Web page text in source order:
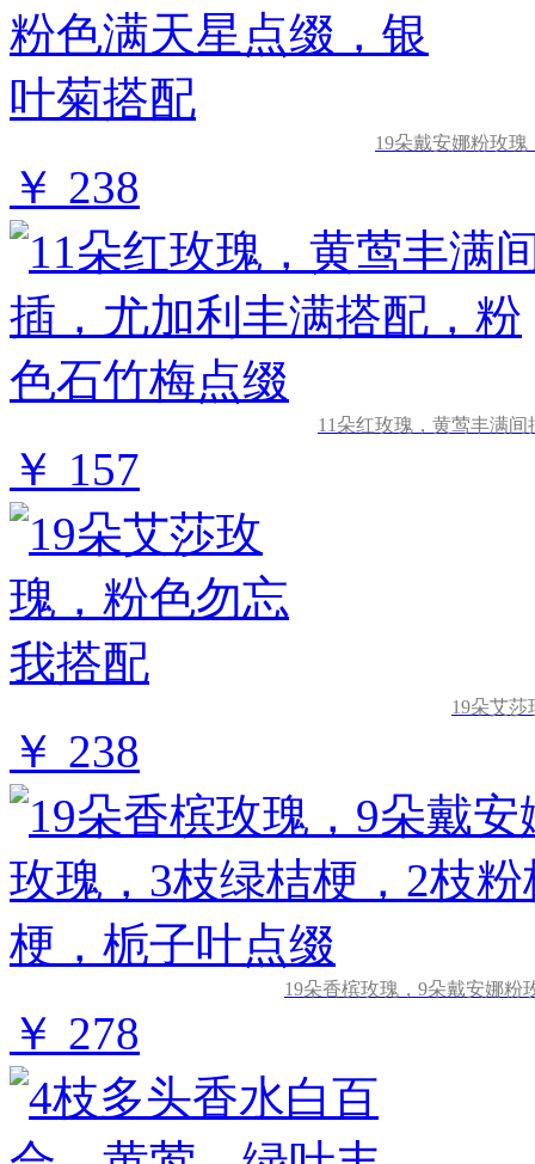
19朵戴安娜粉玫
￥ 238
11朵红玫瑰，黄莺丰满
￥ 157
19朵艾
￥ 238
19朵香槟玫瑰，9朵戴安娜粉
￥ 278